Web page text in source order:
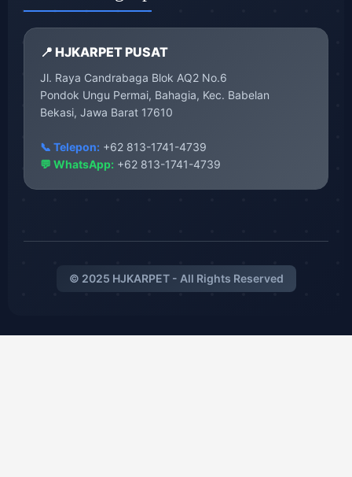
📍 HJKARPET PUSAT
Jl. Raya Candrabaga Blok AQ2 No.6
Pondok Ungu Permai, Bahagia, Kec. Babelan
Bekasi, Jawa Barat 17610
📞 Telepon: +62 813-1741-4739
💬 WhatsApp: +62 813-1741-4739
© 2025 HJKARPET - All Rights Reserved